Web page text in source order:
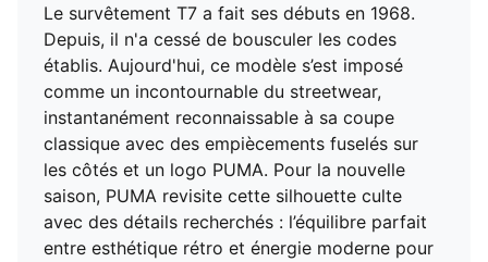
Le survêtement T7 a fait ses débuts en 1968.
Depuis, il n'a cessé de bousculer les codes
établis. Aujourd'hui, ce modèle s’est imposé
comme un incontournable du streetwear,
instantanément reconnaissable à sa coupe
classique avec des empiècements fuselés sur
les côtés et un logo PUMA. Pour la nouvelle
saison, PUMA revisite cette silhouette culte
avec des détails recherchés : l’équilibre parfait
entre esthétique rétro et énergie moderne pour